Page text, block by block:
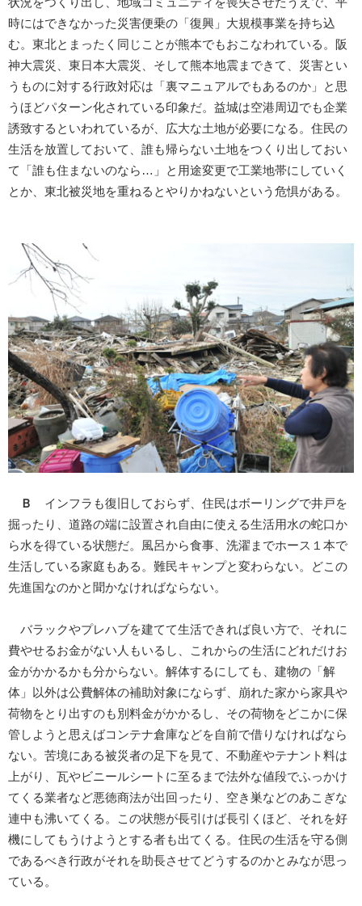
状況をつくり出し、地域コミュニティを喪失させたうえで、平
時にはできなかった災害便乗の「復興」大規模事業を持ち込
む。東北とまったく同じことが熊本でもおこなわれている。阪
神大震災、東日本大震災、そして熊本地震まできて、災害とい
うものに対する行政対応は「裏マニュアルでもあるのか」と思
うほどパターン化されている印象だ。益城は空港周辺でも企業
誘致するといわれているが、広大な土地が必要になる。住民の
生活を放置しておいて、誰も帰らない土地をつくり出しておい
て「誰も住まないのなら…」と用途変更で工業地帯にしていく
とか、東北被災地を重ねるとやりかねないという危惧がある。
Ｂ
インフラも復旧しておらず、住民はボーリングで井戸を
掘ったり、道路の端に設置され自由に使える生活用水の蛇口か
ら水を得ている状態だ。風呂から食事、洗濯までホース１本で
生活している家庭もある。難民キャンプと変わらない。どこの
先進国なのかと聞かなければならない。
バラックやプレハブを建てて生活できれば良い方で、それに
費やせるお金がない人もいるし、これからの生活にどれだけお
金がかかるかも分からない。解体するにしても、建物の「解
体」以外は公費解体の補助対象にならず、崩れた家から家具や
荷物をとり出すのも別料金がかかるし、その荷物をどこかに保
管しようと思えばコンテナ倉庫などを自前で借りなければなら
ない。苦境にある被災者の足下を見て、不動産やテナント料は
上がり、瓦やビニールシートに至るまで法外な値段でふっかけ
てくる業者など悪徳商法が出回ったり、空き巣などのあこぎな
連中も沸いてくる。この状態が長引けば長引くほど、それを好
機にしてもうけようとする者も出てくる。住民の生活を守る側
であるべき行政がそれを助長させてどうするのかとみなが思っ
ている。